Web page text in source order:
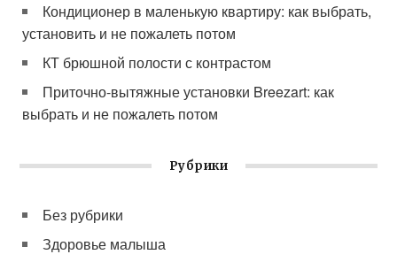
Кондиционер в маленькую квартиру: как выбрать,
установить и не пожалеть потом
КТ брюшной полости с контрастом
Приточно-вытяжные установки Breezart: как
выбрать и не пожалеть потом
Рубрики
Без рубрики
Здоровье малыша